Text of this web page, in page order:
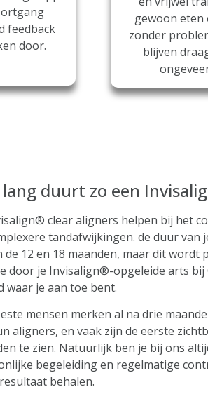
feedback
door.
gewoon eten
zonder
blijven
lang duurt zo een
clear aligners helpen bij het
tandafwijkingen. de duur van
de 12 en 18 maanden, maar dit wordt
door je Invisalign®-opgeleide arts bij
waar je aan toe bent.
mensen merken al na drie
aligners, en vaak zijn de eerste
te zien. Natuurlijk ben je bij ons
begeleiding en regelmatige
behalen.